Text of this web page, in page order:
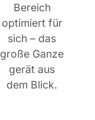
Bereich
optimiert für
sich – das
große Ganze
gerät aus
dem Blick.